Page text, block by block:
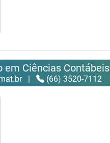
em Ciências Contábeis
| (66) 3520-7112